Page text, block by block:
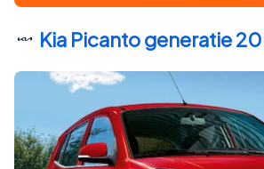
Kia Picanto generatie